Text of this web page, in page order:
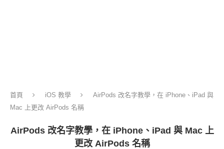
首頁 iOS 教學
AirPods 改名字教學，在 iPhone、iPad 與
Mac 上更改 AirPods 名稱
AirPods 改名字教學，在 iPhone、iPad 與 Mac 上
更改 AirPods 名稱